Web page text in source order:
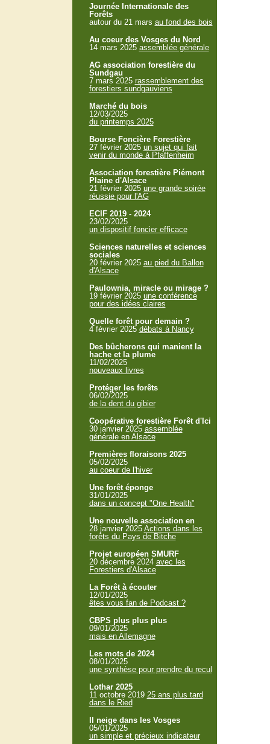
Journée Internationale des
Forêts
autour du 21 mars au fond des bois
Au coeur des Vosges du Nord
14 mars 2025 assemblée générale
AG association forestière du
Sundgau
7 mars 2025 rassemblement des
forestiers sundgauviens
Marché du bois
12/03/2025
du printemps 2025
Bourse Foncière Forestière
27 février 2025 un sujet qui fait
venir du monde à Pfaffenheim
Association forestière Piémont
Plaine d'Alsace
21 février 2025 une grande soirée
réussie pour l'AG
ECIF 2019 - 2024
23/02/2025
un dispositif foncier efficace
Sciences naturelles et sciences
sociales
20 février 2025 au pied du Ballon
d'Alsace
Paulownia, miracle ou mirage ?
19 février 2025 une conférence
pour des idées claires
Quelle forêt pour demain ?
4 février 2025 débats à Nancy
Des bûcherons qui manient la
hache et la plume
11/02/2025
nouveaux livres
Protéger les forêts
06/02/2025
de la dent du gibier
Coopérative forestière Forêt d'Ici
30 janvier 2025 assemblée
générale en Alsace
Premières floraisons 2025
05/02/2025
au coeur de l'hiver
Une forêt éponge
31/01/2025
dans un concept "One Health"
Une nouvelle association en
28 janvier 2025 Actions dans les
forêts du Pays de Bitche
Projet européen SMURF
20 décembre 2024 avec les
Forestiers d'Alsace
La Forêt à écouter
12/01/2025
êtes vous fan de Podcast ?
CBPS plus plus plus
09/01/2025
mais en Allemagne
Les mots de 2024
08/01/2025
une synthèse pour prendre du recul
Lothar 2025
11 octobre 2019 25 ans plus tard
dans le Ried
Il neige dans les Vosges
05/01/2025
un simple et précieux indicateur